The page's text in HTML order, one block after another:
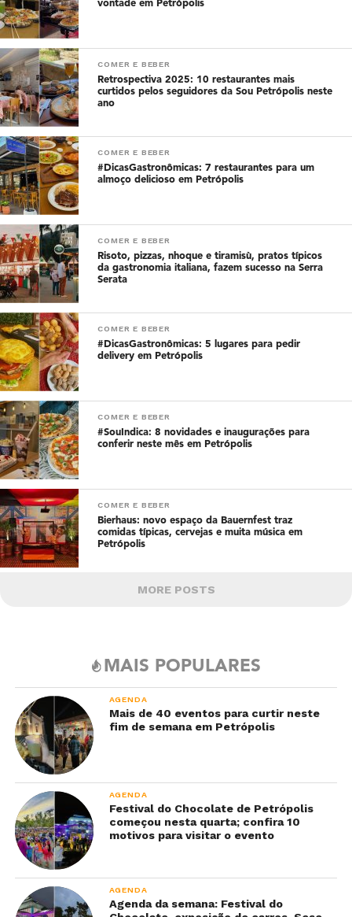
vontade em Petrópolis
COMER E BEBER
Retrospectiva 2025: 10 restaurantes mais
curtidos pelos seguidores da Sou Petrópolis neste
ano
COMER E BEBER
#DicasGastronômicas: 7 restaurantes para um
almoço delicioso em Petrópolis
COMER E BEBER
Risoto, pizzas, nhoque e tiramisù, pratos típicos
da gastronomia italiana, fazem sucesso na Serra
Serata
COMER E BEBER
#DicasGastronômicas: 5 lugares para pedir
delivery em Petrópolis
COMER E BEBER
#SouIndica: 8 novidades e inaugurações para
conferir neste mês em Petrópolis
COMER E BEBER
Bierhaus: novo espaço da Bauernfest traz
comidas típicas, cervejas e muita música em
Petrópolis
MORE POSTS
MAIS POPULARES
AGENDA
Mais de 40 eventos para curtir neste
fim de semana em Petrópolis
AGENDA
Festival do Chocolate de Petrópolis
começou nesta quarta; confira 10
motivos para visitar o evento
AGENDA
Agenda da semana: Festival do